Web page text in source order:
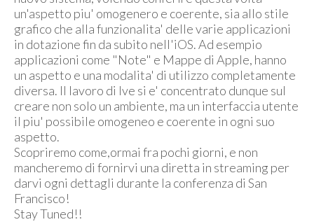
un'aspetto piu' omogenero e coerente, sia allo stile
grafico che alla funzionalita' delle varie applicazioni
in dotazione fin da subito nell'iOS. Ad esempio
applicazioni come "Note" e Mappe di Apple, hanno
un aspetto e una modalita' di utilizzo completamente
diversa. Il lavoro di Ive si e' concentrato dunque sul
creare non solo un ambiente, ma un interfaccia utente
il piu' possibile omogeneo e coerente in ogni suo
aspetto.
Scopriremo come,ormai fra pochi giorni, e non
mancheremo di fornirvi una diretta in streaming per
darvi ogni dettagli durante la conferenza di San
Francisco!
Stay Tuned!!